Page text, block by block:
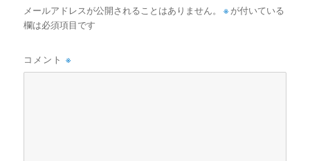
メールアドレスが公開されることはありません。 ※ が付いている
欄は必須項目です
コメント※